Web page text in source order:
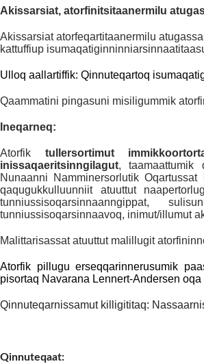
Akissarsiat, atorfinitsitaanermilu
Akissarsiat atorfeqartitaanermilu
kattuffiup
Ulloq aallartiffik: Qinnuteqartoq
Qaammatini pingasuni misiligummik
Ineqarneq:
Atorfik tullersortimut
inissaqaeritsinngilagut, taamaattumik
Nunaanni Namminersorlutik
qaqugukkulluunniit atuuttut
tunniussisoqarsinnaanngippat,
tunniussisoqarsinnaavoq, inimut/illumut
Malittarisassat atuuttut malillugit
Atorfik pillugu erseqqarinnerusumik
pisortaq Navarana Lennert-Andersen
Qinnuteqarnissamut killigititaq:
Qinnuteqaat: